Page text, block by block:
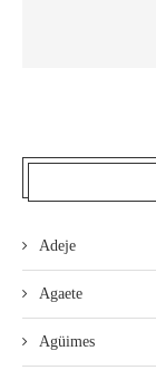
Adeje
Agaete
Agüimes